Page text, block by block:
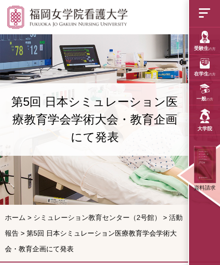
受験生の方
在学生の方
一般の方
大学院
資料請求
第5回 日本シミュレ
第5回 日本シミュレーション医
療教育学会学術大会・教育企画
にて発表
ホーム > シミュレーション教育センター（2号館） > 活動
報告 > 第5回 日本シミュレーション医療教育学会学術大
会・教育企画にて発表